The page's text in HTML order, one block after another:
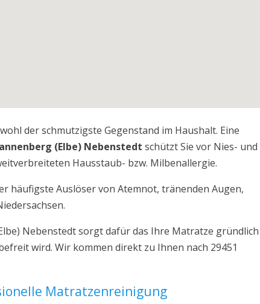
der schmutzigste Gegenstand im Haushalt. Eine
(Elbe) Nebenstedt schützt Sie vor Nies- und
Hausstaub- bzw. Milbenallergie.
häufigste Auslöser von Atemnot, tränenden Augen,
Nebenstedt sorgt dafür das Ihre Matratze gründlich
wird. Wir kommen direkt zu Ihnen nach 29451
Matratzenreinigung